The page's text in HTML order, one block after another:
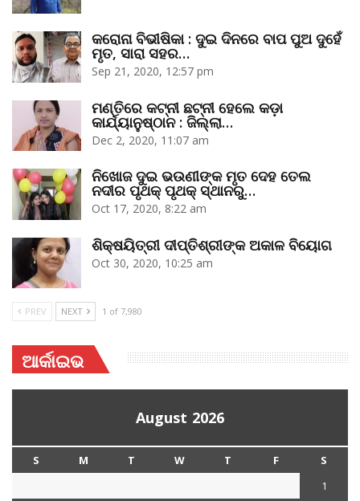
କରୋନା ବିଭୀଷିକା : ଦୁଇ ଦିନରେ ବାପ ପୁଅ ଦୁହେଁ
ମୃତ, ସାରା ସହର…
Sep 21, 2020, 12:57 pm
ମଣ୍ତିରେ କଟ୍‌ନୀ ଛଟ୍‌ନୀ ହେଲେ କଡ଼ା
କାର୍ଯ୍ୟାନୁଷ୍ଠାନ : ଜିଲ୍ଲା…
Dec 2, 2020, 11:07 am
ନିଖୋଜ ଦୁଇ ଭଉଣୀଙ୍କ ମୃତ ଦେହ ତେଲ
ନଦୀର ପୃଥକ୍‌ ପୃଥକ୍‌ ସ୍ଥାନରୁ…
Oct 17, 2020, 8:22 am
ଶିକ୍ଷୟିତ୍ରୀ ଦୀପ୍ତିଶ୍ରୀଙ୍କ ଅକାଳ ବିୟୋଗ
Oct 30, 2020, 10:25 am
PREV NEXT 1 of 7,980
ଆର୍କାଇଭ
August 2026
S M T W T F
S
1